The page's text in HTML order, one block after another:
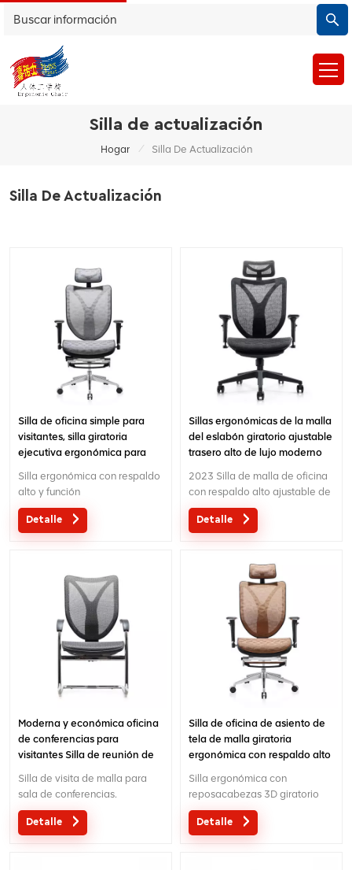
Silla de actualización
Hogar / Silla De Actualización
Silla De Actualización
Silla de oficina simple para
visitantes, silla giratoria
ejecutiva ergonómica para
Silla ergonómica con respaldo
alto y función
deslizante.Mecanismo de
control de tres cables con
Detalle
Sillas ergonómicas de la malla
del eslabón giratorio ajustable
trasero alto de lujo moderno
2023 Silla de malla de oficina
con respaldo alto ajustable de
nuevo diseño.Brindamos el
servicio OEM o ODM para su
Detalle
Moderna y económica oficina
de conferencias para
visitantes Silla de reunión de
Silla de visita de malla para
sala de conferencias.
Detalle
Silla de oficina de asiento de
tela de malla giratoria
ergonómica con respaldo alto
moderna con reposapiés
Silla ergonómica con
reposacabezas 3D giratorio
con respaldo alto.Silla
multifuncional con
Detalle